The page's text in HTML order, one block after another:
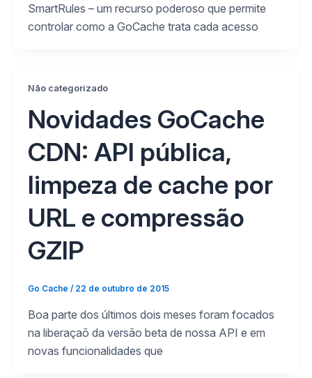
SmartRules – um recurso poderoso que permite
controlar como a GoCache trata cada acesso
Não categorizado
Novidades GoCache
CDN: API pública,
limpeza de cache por
URL e compressão
GZIP
Go Cache / 22 de outubro de 2015
Boa parte dos últimos dois meses foram focados
na liberaçaõ da versão beta de nossa API e em
novas funcionalidades que